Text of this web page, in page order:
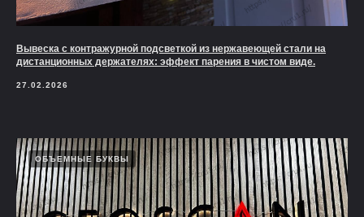
Вывеска с контражурной подсветкой из нержавеющей стали на
дистанционных держателях: эффект парения в чистом виде.
27.02.2026
ОБЪЕМНЫЕ БУКВЫ